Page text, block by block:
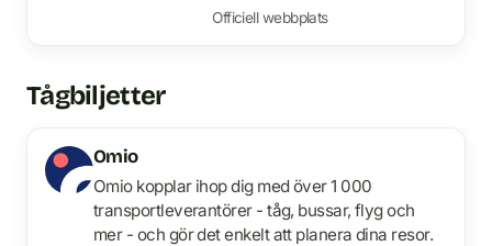
Officiell webbplats
Tågbiljetter
Omio
Omio kopplar ihop dig med över 1 000
transportleverantörer - tåg, bussar, flyg och
mer - och gör det enkelt att planera dina resor.